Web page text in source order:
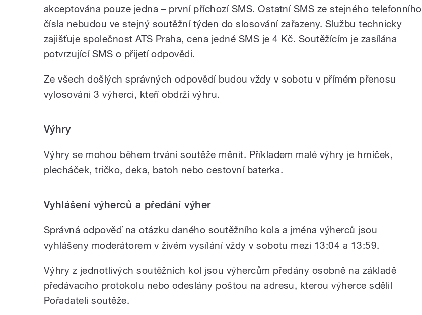
akceptována pouze jedna – první příchozí SMS. Ostatní SMS ze stejného telefonního
čísla nebudou ve stejný soutěžní týden do slosování zařazeny. Službu technicky
zajišťuje společnost ATS Praha, cena jedné SMS je 4 Kč. Soutěžícím je zasílána
potvrzující SMS o přijetí odpovědi.
Ze všech došlých správných odpovědí budou vždy v sobotu v přímém přenosu
vylosováni 3 výherci, kteří obdrží výhru.
Výhry
Výhry se mohou během trvání soutěže měnit. Příkladem malé výhry je hrníček,
plecháček, tričko, deka, batoh nebo cestovní baterka.
Vyhlášení výherců a předání výher
Správná odpověď na otázku daného soutěžního kola a jména výherců jsou
vyhlášeny moderátorem v živém vysílání vždy v sobotu mezi 13:04 a 13:59.
Výhry z jednotlivých soutěžních kol jsou výhercům předány osobně na základě
předávacího protokolu nebo odeslány poštou na adresu, kterou výherce sdělil
Pořadateli soutěže.